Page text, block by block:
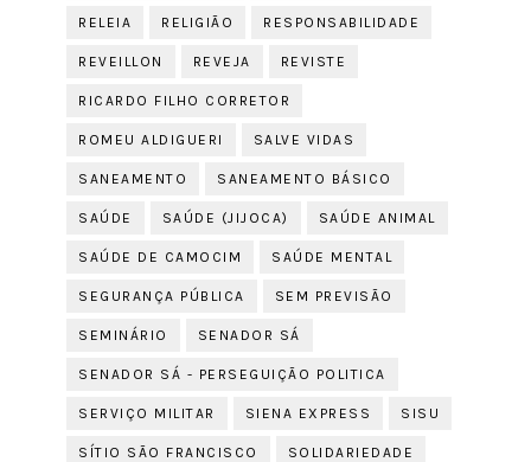
RELEIA RELIGIÃO RESPONSABILIDADE
REVEILLON REVEJA REVISTE
RICARDO FILHO CORRETOR
ROMEU ALDIGUERI SALVE VIDAS
SANEAMENTO SANEAMENTO BÁSICO
SAÚDE SAÚDE (JIJOCA) SAÚDE ANIMAL
SAÚDE DE CAMOCIM SAÚDE MENTAL
SEGURANÇA PÚBLICA SEM PREVISÃO
SEMINÁRIO SENADOR SÁ
SENADOR SÁ - PERSEGUIÇÃO POLITICA
SERVIÇO MILITAR SIENA EXPRESS SISU
SÍTIO SÃO FRANCISCO SOLIDARIEDADE